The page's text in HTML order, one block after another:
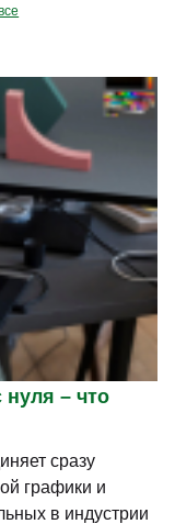
нуля – что
сразу
графики и
в индустрии